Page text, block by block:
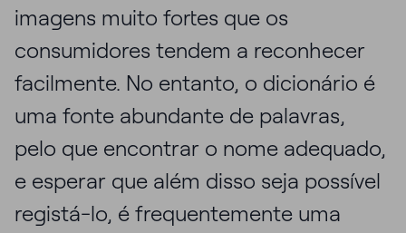
imagens muito fortes que os
consumidores tendem a reconhecer
facilmente. No entanto, o dicionário é
uma fonte abundante de palavras,
pelo que encontrar o nome adequado,
e esperar que além disso seja possível
registá-lo, é frequentemente uma